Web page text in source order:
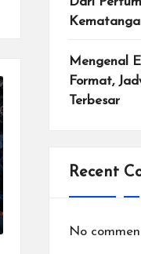
Mengenal
Format,
Terbesar
Recent
No